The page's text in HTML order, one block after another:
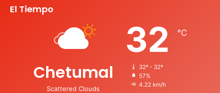
El Tiempo
Chetumal
Scattered Clouds
32 ℃
32º - 32º
57%
4.22 km/h